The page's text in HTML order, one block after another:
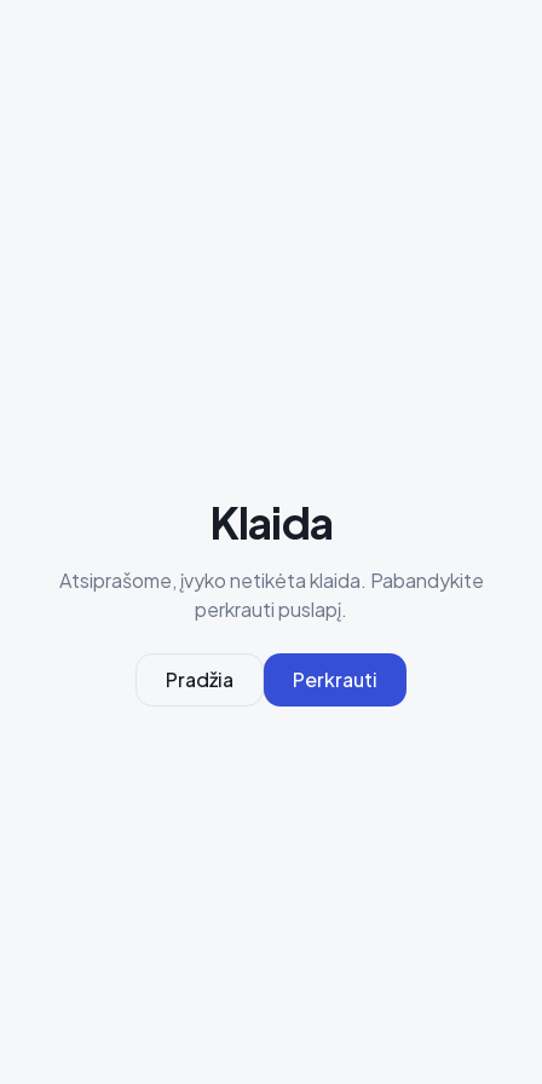
Klaida
Atsiprašome, įvyko netikėta klaida. Pabandykite
perkrauti puslapį.
Pradžia Perkrauti